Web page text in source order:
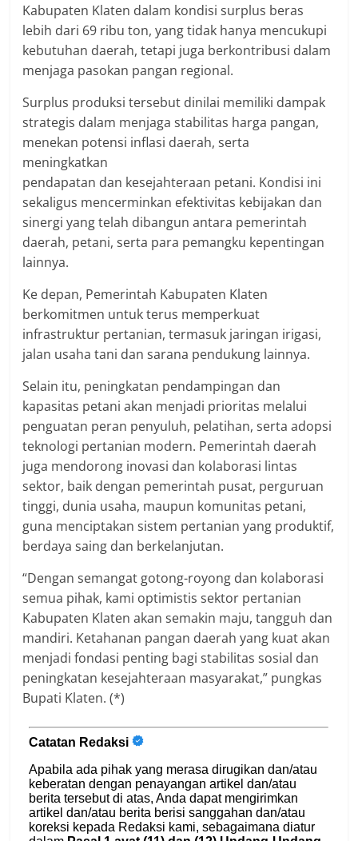
Kabupaten Klaten dalam kondisi surplus beras
lebih dari 69 ribu ton, yang tidak hanya mencukupi
kebutuhan daerah, tetapi juga berkontribusi dalam
menjaga pasokan pangan regional.
Surplus produksi tersebut dinilai memiliki dampak
strategis dalam menjaga stabilitas harga pangan,
menekan potensi inflasi daerah, serta
meningkatkan
pendapatan dan kesejahteraan petani. Kondisi ini
sekaligus mencerminkan efektivitas kebijakan dan
sinergi yang telah dibangun antara pemerintah
daerah, petani, serta para pemangku kepentingan
lainnya.
Ke depan, Pemerintah Kabupaten Klaten
berkomitmen untuk terus memperkuat
infrastruktur pertanian, termasuk jaringan irigasi,
jalan usaha tani dan sarana pendukung lainnya.
Selain itu, peningkatan pendampingan dan
kapasitas petani akan menjadi prioritas melalui
penguatan peran penyuluh, pelatihan, serta adopsi
teknologi pertanian modern. Pemerintah daerah
juga mendorong inovasi dan kolaborasi lintas
sektor, baik dengan pemerintah pusat, perguruan
tinggi, dunia usaha, maupun komunitas petani,
guna menciptakan sistem pertanian yang produktif,
berdaya saing dan berkelanjutan.
“Dengan semangat gotong-royong dan kolaborasi
semua pihak, kami optimistis sektor pertanian
Kabupaten Klaten akan semakin maju, tangguh dan
mandiri. Ketahanan pangan daerah yang kuat akan
menjadi fondasi penting bagi stabilitas sosial dan
peningkatan kesejahteraan masyarakat,” pungkas
Bupati Klaten. (*)